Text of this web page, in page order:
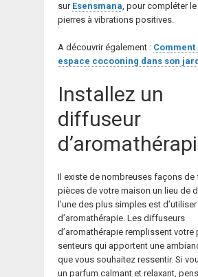
sur Esensmana, pour compléter
pierres à vibrations positives.
A découvrir également :
espace cocooning dans son
Installez un
diffuseur
Il existe de nombreuses façons de
pièces de votre maison un lieu de
l’une des plus simples est
d’aromathérapie. Les diffuseurs
d’aromathérapie remplissent votre
senteurs qui apportent une
que vous souhaitez ressentir. Si
un parfum calmant et relaxant,